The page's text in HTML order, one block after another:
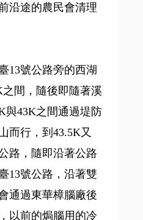
沿途的農民會清理
13號公路旁的西湖
間，隨後即隨著溪
與43K之間通過堤防
而行，到43.5K又
路，隨即沿著公路
13號公路，沿著雙
通過東華樟腦廠後
以前的焗腦用的冷